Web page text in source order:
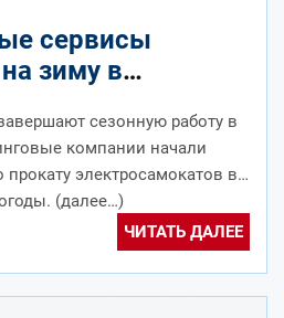
сервисы
зиму в
сезонную работу в
компании начали
электросамокатов в
(далее…)
ЧИТАТЬ ДАЛЕЕ